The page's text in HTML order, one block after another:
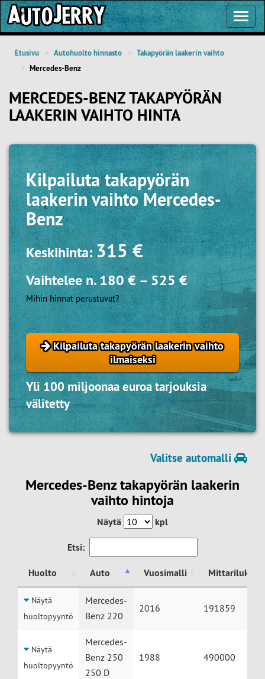
Etusivu Autohuolto hinnasto
Takapyörän laakerin vaihto
Mercedes-Benz
MERCEDES-BENZ TAKAPYÖRÄN
LAAKERIN VAIHTO HINTA
Kilpailutatakapyörän
laakerin vaihto Mercedes-
Benz
Keskihinta:315 €
Vaihtelee n.180 €– 525 €
Mihin hinnat perustuvat?
Kilpailuta takapyörän laakerin vaihto
ilmaiseksi
Yli 100 miljoonaa euroa tarjouksia
välitetty
Valitse automalli
Mercedes-Benz takapyörän laakerin
vaihto hintoja
Näytä kpl
Etsi:
Huolto Auto Vuosimalli
Huolto
Auto
Näytä
huoltopyyntö
Mercedes-
Benz 220
2016 191859
Näytä
huoltopyyntö
Mercedes-
Benz 250
250 D
1988 490000